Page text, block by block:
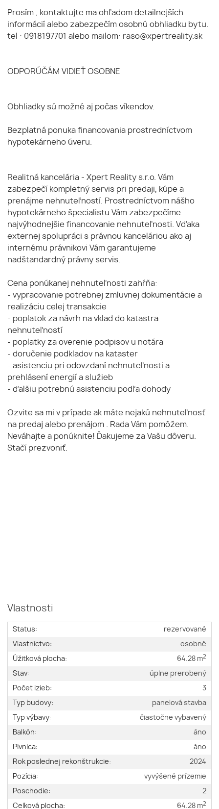
Prosím , kontaktujte ma ohľadom detailnejších
informácií alebo zabezpečím osobnú obhliadku bytu.
tel : 0918197701 alebo mailom: raso@xpertreality.sk
ODPORÚČÁM VIDIEŤ OSOBNE
Obhliadky sú možné aj počas víkendov.
Bezplatná ponuka financovania prostredníctvom
hypotekárneho úveru.
Realitná kancelária - Xpert Reality s.r.o. Vám
zabezpečí kompletný servis pri predaji, kúpe a
prenájme nehnuteľností. Prostredníctvom nášho
hypotekárneho špecialistu Vám zabezpečíme
najvýhodnejšie financovanie nehnuteľnosti. Vďaka
externej spolupráci s právnou kanceláriou ako aj
internému právnikovi Vám garantujeme
nadštandardný právny servis.
Cena ponúkanej nehnuteľnosti zahŕňa:
- vypracovanie potrebnej zmluvnej dokumentácie a
realizáciu celej transakcie
- poplatok za návrh na vklad do katastra
nehnuteľností
- poplatky za overenie podpisov u notára
- doručenie podkladov na kataster
- asistenciu pri odovzdaní nehnuteľnosti a
prehlásení energií a služieb
- ďalšiu potrebnú asistenciu podľa dohody
Ozvite sa mi v prípade ak máte nejakú nehnuteľnosť
na predaj alebo prenájom . Rada Vám pomôžem.
Neváhajte a ponúknite! Ďakujeme za Vašu dôveru.
Stačí prezvoniť.
Vlastnosti
Status:
rezervované
Vlastníctvo:
osobné
Úžitková plocha:
64.28 m2
Stav:
úplne prerobený
Počet izieb:
3
Typ budovy:
panelová stavba
Typ výbavy:
čiastočne vybavený
Balkón:
áno
Pivnica:
áno
Rok poslednej rekonštrukcie:
2024
Pozícia:
vyvýšené prízemie
Poschodie:
2
Celková plocha:
64.28 m2